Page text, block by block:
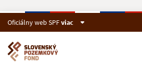
Oficiálny web SPFviac